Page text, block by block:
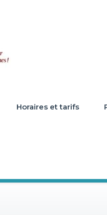
Horaires et tarifs